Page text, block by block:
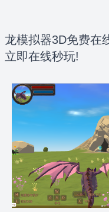
龙模拟器3D免费在
立即在线秒玩!